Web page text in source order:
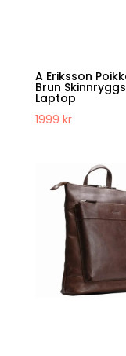
A Eriksson
Brun
Laptop
1999 kr